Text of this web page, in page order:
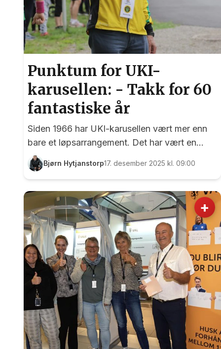
Punktum for UKI-
karusellen: - Takk for 60
fantastiske år
Siden 1966 har UKI-karusellen vært mer enn
bare et løpsarrangement. Det har vært en
institusjon, en fast del av hverdagen for
tusenvis av mennesker, og et samlende punkt
stevnedager, over 175.000 enkeltdeltagelser
og utdeling av 37.000 premier, er det tid for å
takke av. UKI-karusellen og Nils Kristen Wiig
har takket for seg. - Nå skal karusellen få hvile
i fred, forhåpentligvis med et solid ettermæle
og mange gode minner hos folk , sier 82-
åringen til ...
Bjørn Hytjanstorp17. desember 2025 kl. 09:00
+